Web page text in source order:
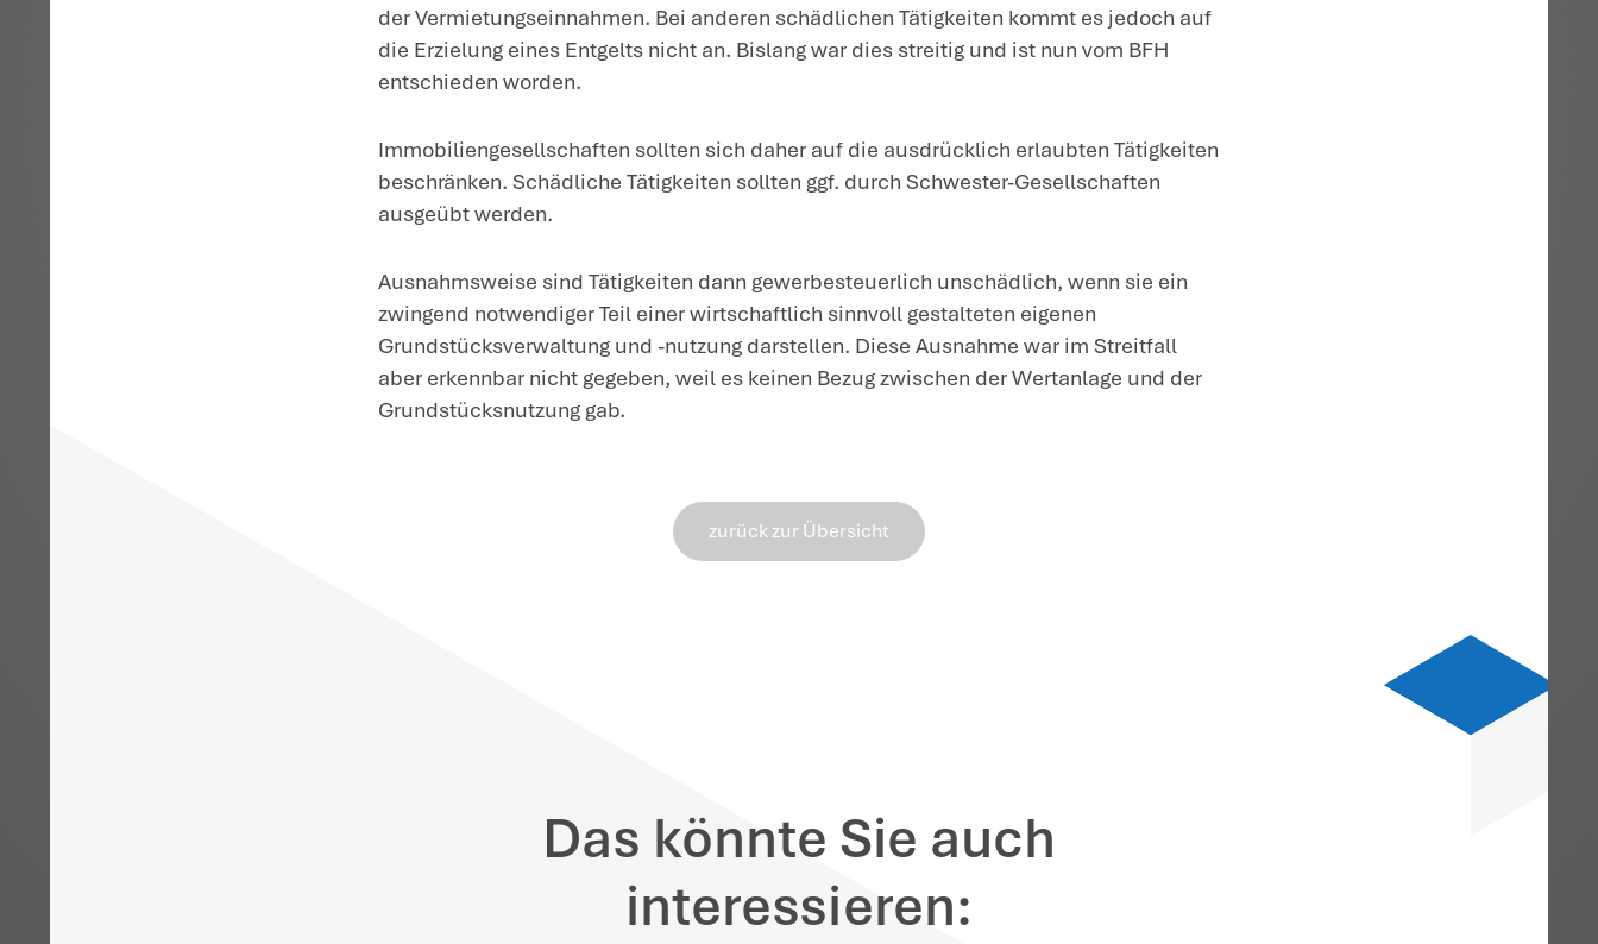
Gewinn zu veräußern. Diese Tätigkeit ist nach dem Gesetz schädlich.
handelte es sich nicht um die Nutzung und Verwaltung eigenen
und -Verwaltung erfolgt; denn ein späterer Verkauf der Oldtimer hätte nicht zu
Kapitaleinkünften geführt. Die Oldtimer dienten auch nicht der Nutzung und
Büroausstattung gewesen, die für die Immobilienverwaltung verwendet worden
wäre und nicht als Wertanlage gedient hätte.
Unbeachtlich war, dass die Klägerin aus dem Halten der Oldtimer in den
Streitjahren keine Einnahmen erzielt hat. Ein Verstoß gegen das
Erzielung von Einnahmen kommt es nach dem Wortlaut des Gesetzes nicht
eigenen Grundbesitzes und daneben ggf. noch auf die Verwaltung und Nutzung
weitere Tätigkeiten unschädlich gestellt worden, z.B. der Verkauf von selbst
produziertem Solarstrom an die Mieter. Hier hat der Gesetzgeber eine Entgeltgrenze
eingeführt; die Einnahmen aus diesen neuen Tätigkeiten dürfen nicht höher sein als